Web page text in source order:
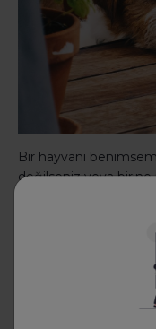
Bir hayvanı
değilseniz veya
Bir barınakta yer
hayvana bir
için yardım
sığınağın ya da